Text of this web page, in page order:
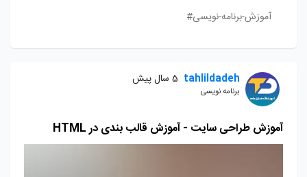
آموزش-برنامه-نویسی#
tahlildadeh 5 سال پیش
برنامه نویسی
آموزش طراحی سایت - آموزش قالب بندی در HTML